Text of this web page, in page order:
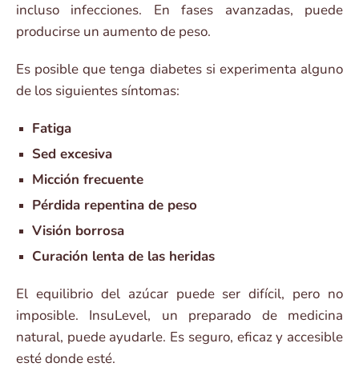
incluso infecciones. En fases avanzadas, puede
producirse un aumento de peso.
Es posible que tenga diabetes si experimenta alguno
de los siguientes síntomas:
Fatiga
Sed excesiva
Micción frecuente
Pérdida repentina de peso
Visión borrosa
Curación lenta de las heridas
El equilibrio del azúcar puede ser difícil, pero no
imposible. InsuLevel, un preparado de medicina
natural, puede ayudarle. Es seguro, eficaz y accesible
esté donde esté.